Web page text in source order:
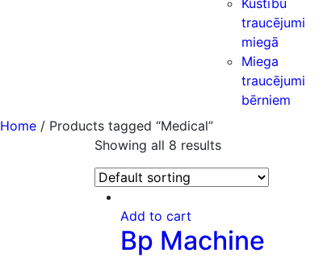
Kustību
traucējumi
miegā
Miega
traucējumi
bērniem
Home / Products tagged “Medical”
Showing all 8 results
Add to cart
Bp Machine